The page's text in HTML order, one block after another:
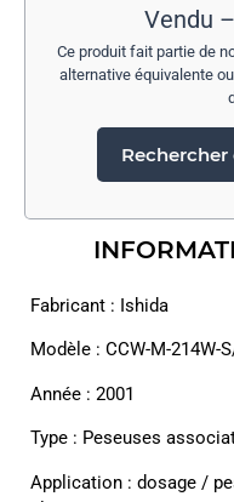
Vendu
Ce produit fait partie de
alternative équivalente
Fabricant : Ishida
Modèle : CCW-M-214W-
Année : 2001
Type : Peseuses
Application : dosage /